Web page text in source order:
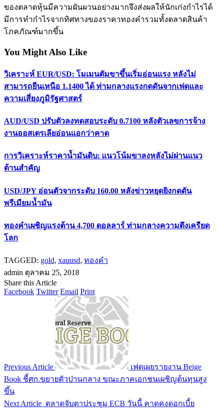
ของตลาดหุ้นมีความผันผวนอย่างมากจึงส่งผลให้นักเก่งกำไรได้
มีการทำกำไรจากทิศทางของราคาทองคำรวมทั้งตลาดสินค้า
โภคภัณฑ์มากขึ้น
You Might Also Like
วิเคราะห์ EUR/USD: โมเมนตัมขาขึ้นเริ่มอ่อนแรง หลังไม่
สามารถยืนเหนือ 1.1400 ได้ ท่ามกลางแรงกดดันจากเฟดและ
ความเสี่ยงภูมิรัฐศาสตร์
AUD/USD ปรับตัวลงทดสอบระดับ 0.7100 หลังตัวเลขการจ้าง
งานออสเตรเลียอ่อนแอกว่าคาด
การวิเคราะห์ราคาน้ำมันดิบ: แนวโน้มขาลงหลังไม่ผ่านแนว
ต้านสำคัญ
USD/JPY อ่อนตัวจากระดับ 160.00 หลังข่าวหยุดยิงกดดัน
พรีเมียมน้ำมัน
ทองคำเผชิญแรงต้าน 4,700 ดอลลาร์ ท่ามกลางความตึงเครียด
โลก
TAGGED: gold, xauusd, ทองคำ
admin ตุลาคม 25, 2018
Share this Article
Facebook Twitter Email Print
Previous Article
เฟดเผยรายงาน Beige
Book ชี้ศก.ขยายตัวปานกลาง ขณะภาคเอกชนเผชิญต้นทุนสูง
ขึ้น
Next Article ตลาดจับตาประชุม ECB วันนี้ คาดคงดอกเบี้ย